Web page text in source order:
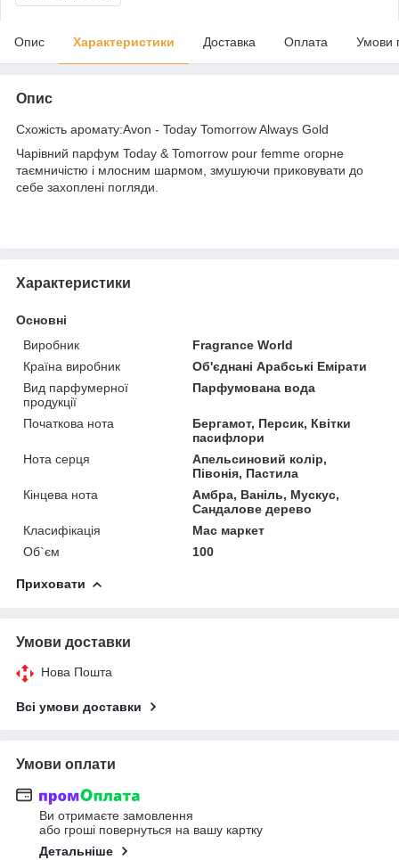
Опис Характеристики Доставка Оплата Умови
Опис
Схожість аромату:Avon - Today Tomorrow Always Gold
Чарівний парфум Today & Tomorrow pour femme огорне
таємничістю і млосним шармом, змушуючи приковувати до
себе захоплені погляди.
Характеристики
Основні
Виробник
Fragrance World
Країна виробник
Об'єднані Арабські Емірати
Вид парфумерної
продукції
Парфумована вода
Початкова нота
Бергамот, Персик, Квітки
пасифлори
Нота серця
Апельсиновий колір,
Півонія, Пастила
Кінцева нота
Амбра, Ваніль, Мускус,
Сандалове дерево
Класифікація
Мас маркет
Об`єм
100
Приховати
Умови доставки
Нова Пошта
Всі умови доставки
Умови оплати
Ви отримаєте замовлення
або гроші повернуться на вашу картку
Детальніше